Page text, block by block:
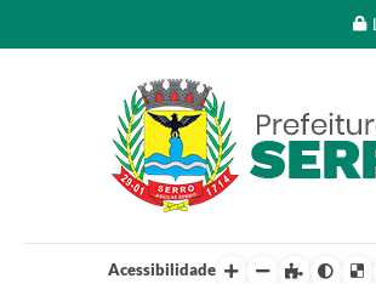
Acessibilidade